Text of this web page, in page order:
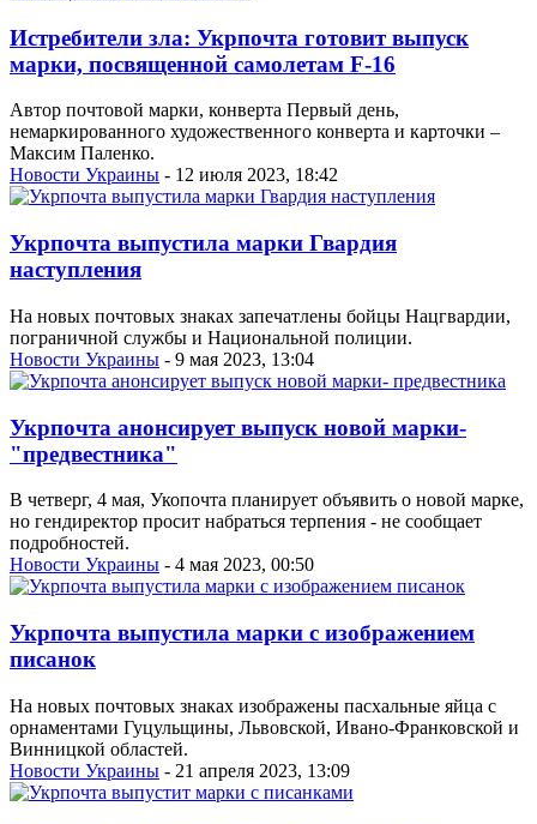
Истребители зла: Укрпочта готовит выпуск
марки, посвященной самолетам F-16
Автор почтовой марки, конверта Первый день,
немаркированного художественного конверта и карточки –
Максим Паленко.
Новости Украины - 12 июля 2023, 18:42
Укрпочта выпустила марки Гвардия
наступления
На новых почтовых знаках запечатлены бойцы Нацгвардии,
пограничной службы и Национальной полиции.
Новости Украины - 9 мая 2023, 13:04
Укрпочта анонсирует выпуск новой марки-
"предвестника"
В четверг, 4 мая, Укопочта планирует объявить о новой марке,
но гендиректор просит набраться терпения - не сообщает
подробностей.
Новости Украины - 4 мая 2023, 00:50
Укрпочта выпустила марки с изображением
писанок
На новых почтовых знаках изображены пасхальные яйца с
орнаментами Гуцульщины, Львовской, Ивано-Франковской и
Винницкой областей.
Новости Украины - 21 апреля 2023, 13:09